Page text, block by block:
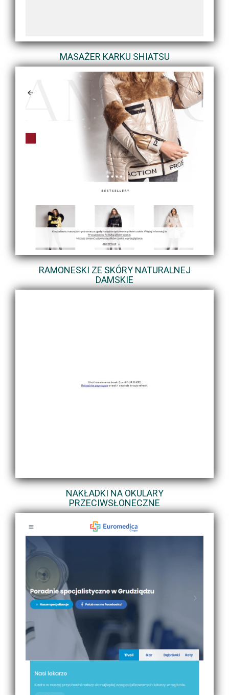
MASAŻER KARKU SHIATSU
RAMONESKI ZE SKÓRY NATURALNEJ
DAMSKIE
NAKŁADKI NA OKULARY
PRZECIWSŁONECZNE